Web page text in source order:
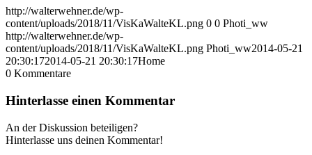
http://walterwehner.de/wp-
content/uploads/2018/11/VisKaWalteKL.png 0 0 Photi_ww
http://walterwehner.de/wp-
content/uploads/2018/11/VisKaWalteKL.png Photi_ww2014-05-21
20:30:172014-05-21 20:30:17Home
0 Kommentare
Hinterlasse einen Kommentar
An der Diskussion beteiligen?
Hinterlasse uns deinen Kommentar!